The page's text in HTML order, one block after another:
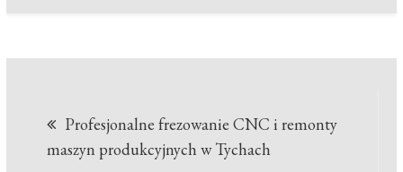
wpisu
Profesjonalne frezowanie CNC i remonty
maszyn produkcyjnych w Tychach